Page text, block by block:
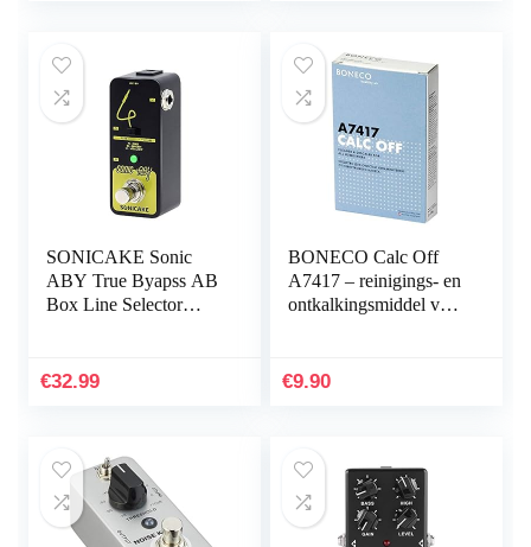
SONICAKE Sonic
ABY True Byapss AB
Box Line Selector
€32.99
BONECO Calc Off
A7417 – reinigings- en
ontkalkingsmiddel voor
toepassingen
€9.90